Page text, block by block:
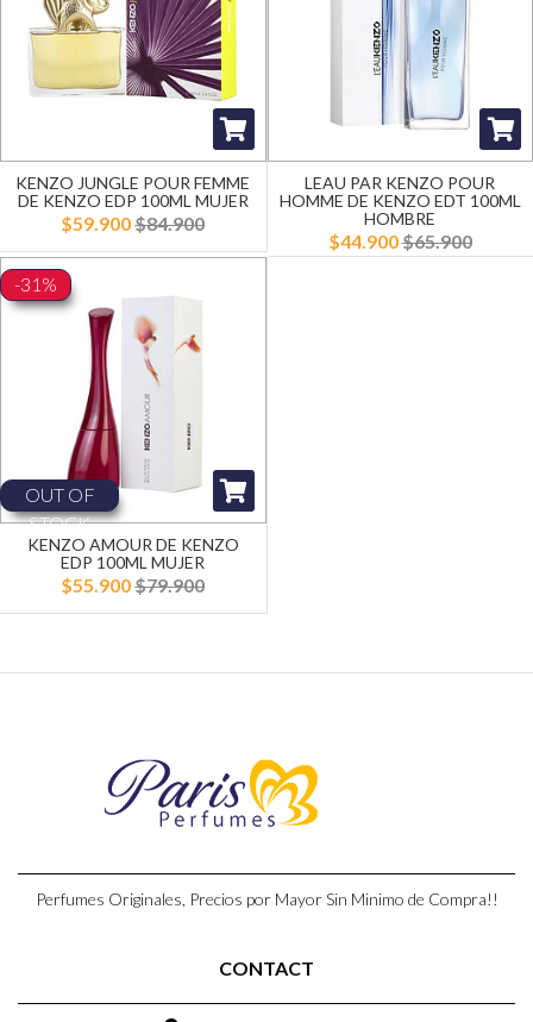
KENZO JUNGLE POUR FEMME
DE KENZO EDP 100ML MUJER
$59.900$84.900
LEAU PAR KENZO POUR
HOMME DE KENZO EDT 100ML
HOMBRE
$44.900$65.900
-31%
OUT OF
STOCK
KENZO AMOUR DE KENZO
EDP 100ML MUJER
$55.900$79.900
Perfumes Originales, Precios por Mayor Sin Minimo de Compra!!
CONTACT